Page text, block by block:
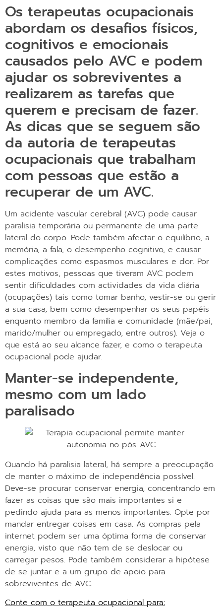
Os terapeutas ocupacionais
abordam os desafios físicos,
cognitivos e emocionais
causados pelo AVC e podem
ajudar os sobreviventes a
realizarem as tarefas que
querem e precisam de fazer.
As dicas que se seguem são
da autoria de terapeutas
ocupacionais que trabalham
com pessoas que estão a
recuperar de um AVC.
Um acidente vascular cerebral (AVC) pode causar
paralisia temporária ou permanente de uma parte
lateral do corpo. Pode também afectar o equilíbrio, a
memória, a fala, o desempenho cognitivo, e causar
complicações como espasmos musculares e dor. Por
estes motivos, pessoas que tiveram AVC podem
sentir dificuldades com actividades da vida diária
(ocupações) tais como tomar banho, vestir-se ou gerir
a sua casa, bem como desempenhar os seus papéis
enquanto membro da família e comunidade (mãe/pai,
marido/mulher ou empregado, entre outros). Veja o
que está ao seu alcance fazer, e como o terapeuta
ocupacional pode ajudar.
Manter-se independente,
mesmo com um lado
paralisado
Quando há paralisia lateral, há sempre a preocupação
de manter o máximo de independência possível.
Deve-se procurar conservar energia, concentrando em
fazer as coisas que são mais importantes si e
pedindo ajuda para as menos importantes. Opte por
mandar entregar coisas em casa. As compras pela
internet podem ser uma óptima forma de conservar
energia, visto que não tem de se deslocar ou
carregar pesos. Pode também considerar a hipótese
de se juntar e a um grupo de apoio para
sobreviventes de AVC.
Conte com o terapeuta ocupacional para: